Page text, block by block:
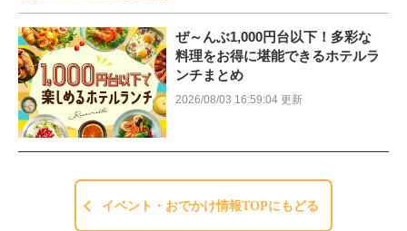
ぜ～んぶ1,000円台以下！多彩な
料理をお得に堪能できるホテルラ
ンチまとめ
2026/08/03 16:59:04 更新
イベント・おでかけ情報TOPにもどる